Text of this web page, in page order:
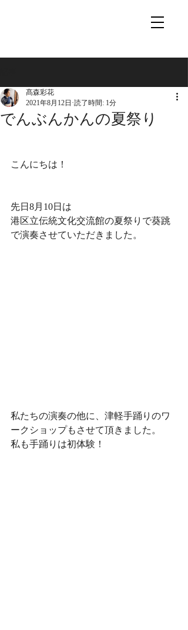
でんぶんかんの夏祭り
髙森彩花
2021年8月12日 読了時間: 1分
こんにちは！
先日8月10日は
港区立伝統文化交流館の夏祭りで葵跳
で演奏させていただきました。
私たちの演奏の他に、津軽手踊りのワ
ークショップもさせて頂きました。
私も手踊りは初体験！